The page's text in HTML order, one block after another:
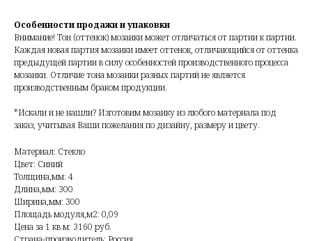
Особенности продажи и упаковки
Внимание! Тон (оттенок) мозаики может отличаться от партии к партии.
Каждая новая партия мозаики имеет оттенок, отличающийся от оттенка
предыдущей партии в силу особенностей производственного процесса
мозаики. Отличие тона мозаики разных партий не является
производственным браком продукции.
*Искали и не нашли? Изготовим мозаику из любого материала под
заказ, учитывая Ваши пожелания по дизайну, размеру и цвету.
Материал: Стекло
Цвет: Синий
Толщина,мм: 4
Длина,мм: 300
Ширина,мм: 300
Площадь модуля,м2: 0,09
Цена за 1 кв.м: 3160 руб.